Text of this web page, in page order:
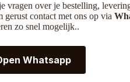
vragen over je bestelling,
gerust contact met ons op via
zo snel mogelijk..
Whatsapp